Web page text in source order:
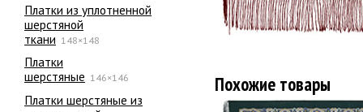
Платки из уплотненной
шерстяной
ткани 148×148
Платки
шерстяные 146×146
Платки шерстяные из
Похожие товары